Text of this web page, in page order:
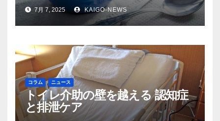
7月 7, 2025 KAIGO-NEWS
コラム ニュース
トイレ介助の壁を越える 認知症
と排泄ケア